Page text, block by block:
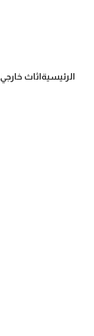
الرئيسيةاثاث خارجي